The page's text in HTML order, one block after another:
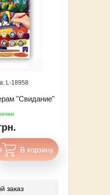
18958
"Свидание"
заказ